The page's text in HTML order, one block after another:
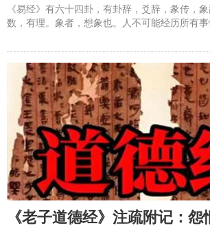
《易经》有六十四卦，有卦辞，爻辞，彖传，
数，有理。象者，想象也。人不可能经历所有
者，定变也。一卦有六爻，就像一年有四季，
&ldquo;吾十有五而志于学，三十而立，四十而
《老子道德经》注疏附记：怨